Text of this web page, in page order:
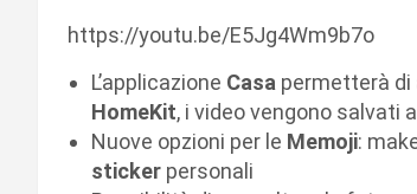
https://youtu.be/E5Jg4Wm9b7o
L’applicazione Casa permetterà di
HomeKit, i video vengono salvati
Nuove opzioni per le Memoji:
sticker personali